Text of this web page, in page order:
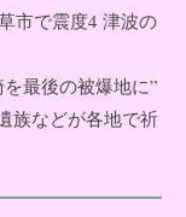
市で震度4 津波の
最後の被爆地に”
族などが各地で祈